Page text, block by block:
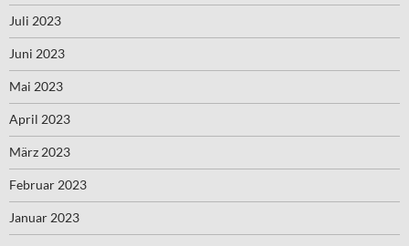
Juli 2023
Juni 2023
Mai 2023
April 2023
März 2023
Februar 2023
Januar 2023